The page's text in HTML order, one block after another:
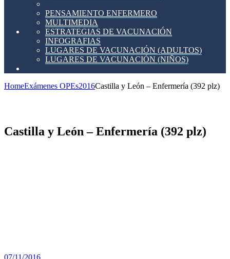
PENSAMIENTO ENFERMERO
MULTIMEDIA
ESTRATEGIAS DE VACUNACIÓN
INFOGRAFIAS
LUGARES DE VACUNACIÓN (ADULTOS)
LUGARES DE VACUNACIÓN (NIÑOS)
HomeExámenes OPEs2016Castilla y León – Enfermería (392 plz)
Castilla y León – Enfermería (392 plz)